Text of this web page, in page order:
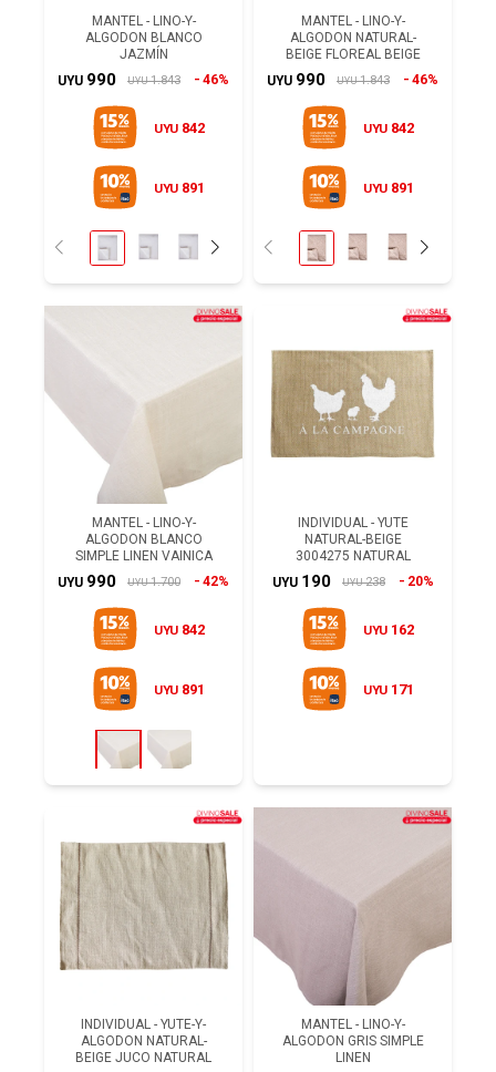
MANTEL - LINO-Y-
ALGODON BLANCO
JAZMÍN
UYU 990 UYU 1.843 46%
UYU 842
UYU 891
MANTEL - LINO-Y-
ALGODON NATURAL-
BEIGE FLOREAL BEIGE
UYU 990 UYU 1.843 46%
UYU 842
UYU 891
MANTEL - LINO-Y-
ALGODON BLANCO
SIMPLE LINEN VAINICA
UYU 990 UYU 1.700 42%
UYU 842
UYU 891
INDIVIDUAL - YUTE
NATURAL-BEIGE
3004275 NATURAL
UYU 190 UYU 238 20%
UYU 162
UYU 171
INDIVIDUAL - YUTE-Y-
ALGODON NATURAL-
BEIGE JUCO NATURAL
MANTEL - LINO-Y-
ALGODON GRIS SIMPLE
LINEN